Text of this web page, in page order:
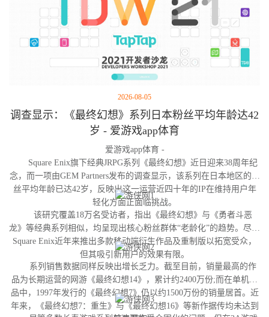
2026-08-05
调查显示：《最终幻想》系列日本粉丝平均年龄达42
岁 - 爱游戏app体育
爱游戏app体育 -
Square Enix旗下经典JRPG系列《最终幻想》近日迎来38周年纪
念，而一项由GEM Partners发布的调查显示，该系列在日本地区的粉
丝平均年龄已达42岁，反映出这一运营近四十年的IP在维持用户年
轻化方面正面临挑战。
该研究覆盖18万名受访者，指出《最终幻想》与《勇者斗恶
龙》等经典系列相似，均呈现出核心粉丝群体“老龄化”的趋势。尽管
Square Enix近年来推出多款移动端衍生作品及重制版以拓宽受众，
但其吸引新用户的效果有限。
系列销售数据同样反映出增长乏力。截至目前，销量最高的作
品为长期运营的网游《最终幻想14》，累计约2400万份;而在单机作
品中，1997年发行的《最终幻想7》仍以约1500万份的销量居首。近
年来，《最终幻想7：重生》与《最终幻想16》等新作据传均未达到